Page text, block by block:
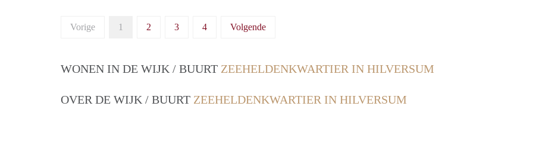
Vorige 1 2 3 4 Volgende
WONEN IN DE WIJK / BUURT ZEEHELDENKWARTIER IN HILVERSUM
OVER DE WIJK / BUURT ZEEHELDENKWARTIER IN HILVERSUM